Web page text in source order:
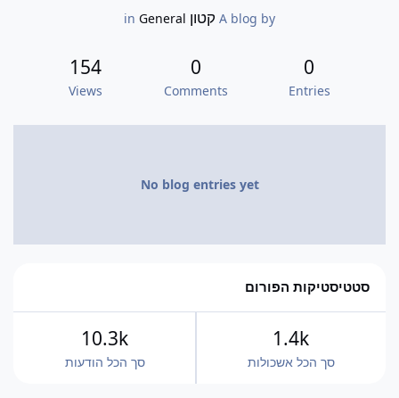
A blog by קטון General
0
Entries
0
Comments
154
Views
No blog entries yet
סטטיסטיקות הפורום
סך הכל אשכולות
1.4k
סך הכל הודעות
10.3k